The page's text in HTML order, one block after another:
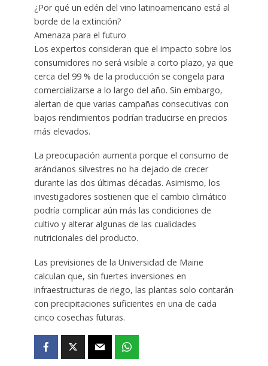
¿Por qué un edén del vino latinoamericano está al
borde de la extinción?
Amenaza para el futuro
Los expertos consideran que el impacto sobre los
consumidores no será visible a corto plazo, ya que
cerca del 99 % de la producción se congela para
comercializarse a lo largo del año. Sin embargo,
alertan de que varias campañas consecutivas con
bajos rendimientos podrían traducirse en precios
más elevados.
La preocupación aumenta porque el consumo de
arándanos silvestres no ha dejado de crecer
durante las dos últimas décadas. Asimismo, los
investigadores sostienen que el cambio climático
podría complicar aún más las condiciones de
cultivo y alterar algunas de las cualidades
nutricionales del producto.
Las previsiones de la Universidad de Maine
calculan que, sin fuertes inversiones en
infraestructuras de riego, las plantas solo contarán
con precipitaciones suficientes en una de cada
cinco cosechas futuras.